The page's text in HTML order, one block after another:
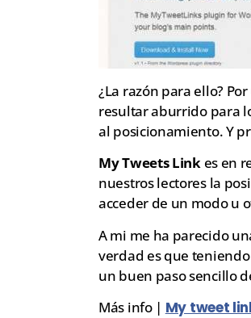
¿La razón para ello?
resultar aburrido para
al posicionamiento. Y
My Tweets Linkes en
nuestros lectores la
acceder de un modo u
A mi me ha parecido
verdad es que
un buen paso sencillo
Más info | My tweet